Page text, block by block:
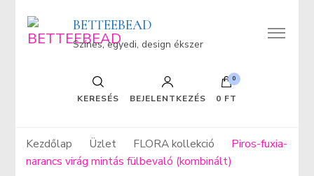
BETTEEBEAD
Színes, egyedi, design ékszer
KERESÉS BEJELENTKEZÉS
0
0 FT
Kezdőlap Üzlet FLORA kollekció
Piros-fuxia-
narancs virág mintás fülbevaló (kombinált)